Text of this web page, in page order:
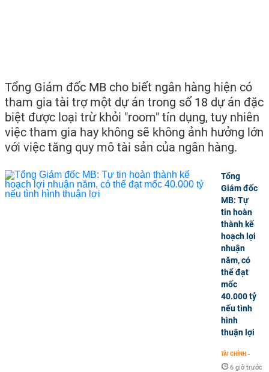
Tổng Giám đốc MB cho biết ngân hàng hiện có
tham gia tài trợ một dự án trong số 18 dự án đặc
biệt được loại trừ khỏi "room" tín dụng, tuy nhiên
việc tham gia hay không sẽ không ảnh hưởng lớn
với việc tăng quy mô tài sản của ngân hàng.
Tổng
Giám đốc
MB: Tự
tin hoàn
thành kế
hoạch lợi
nhuận
năm, có
thể đạt
mốc
40.000 tỷ
nếu tình
hình
thuận lợi
TÀI CHÍNH -
6 giờ trước